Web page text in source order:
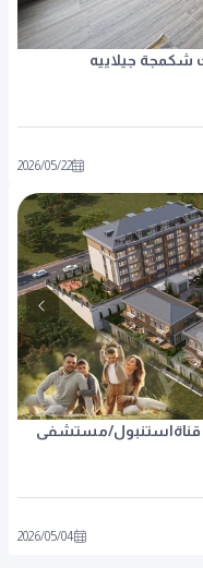
شكمجة جيلاييه
2026/05/22
قناةاستنبول/مستشفى
2026/05/04